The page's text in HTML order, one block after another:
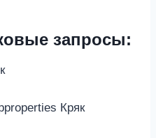
запросы:
Кряк